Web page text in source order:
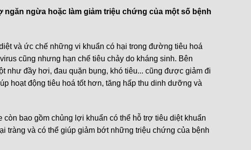
ngừa hoặc làm giảm triệu chứng của một số bệnh
và ức chế những vi khuẩn có hại trong đường tiêu hoá
cũng nhưng hạn chế tiêu chảy do kháng sinh. Bên
như đầy hơi, đau quặn bụng, khó tiêu... cũng được giảm đi
hoạt động tiêu hoá tốt hơn, tăng hấp thu dinh dưỡng và
bao gồm chủng lợi khuẩn có thể hỗ trợ tiêu diệt khuẩn
tràng và có thể giúp giảm bớt những triệu chứng của bệnh